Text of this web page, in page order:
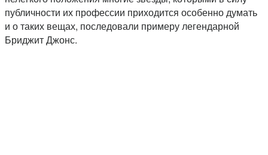
публичности их профессии приходится особенно думать
и о таких вещах, последовали примеру легендарной
Бриджит Джонс.